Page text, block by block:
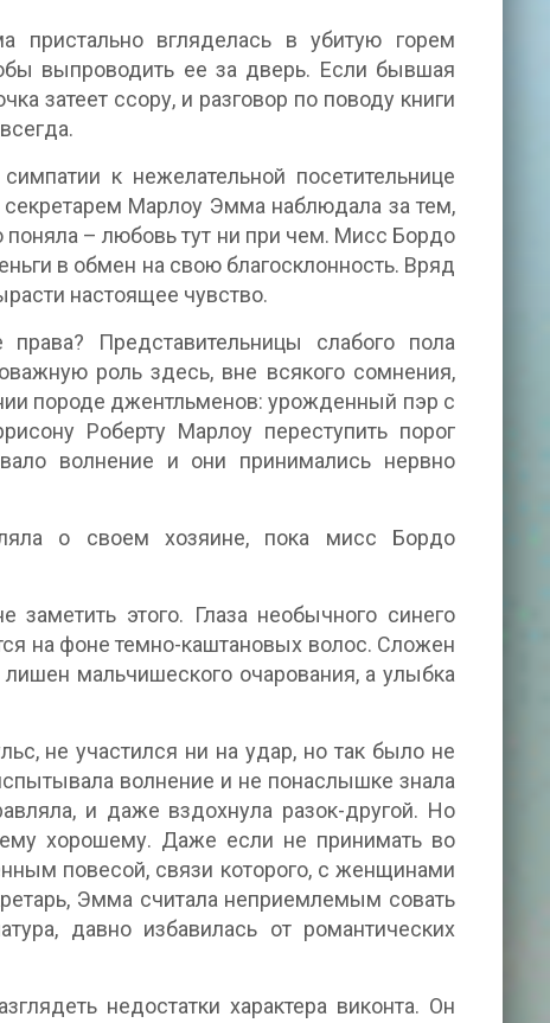
вгляделась в убитую горем
выпроводить ее за дверь. Если бывшая
затеет ссору, и разговор по поводу книги
к нежелательной посетительнице
Марлоу Эмма наблюдала за тем,
– любовь тут ни при чем. Мисс Бордо
в обмен на свою благосклонность. Вряд
настоящее чувство.
Представительницы слабого пола
роль здесь, вне всякого сомнения,
породе джентльменов: урожденный пэр с
Роберту Марлоу переступить порог
волнение и они принимались нервно
о своем хозяине, пока мисс Бордо
этого. Глаза необычного синего
на фоне темно-каштановых волос. Сложен
мальчишеского очарования, а улыбка
не участился ни на удар, но так было не
волнение и не понаслышке знала
и даже вздохнула разок-другой. Но
хорошему. Даже если не принимать во
повесой, связи которого, с женщинами
Эмма считала неприемлемым совать
давно избавилась от романтических
недостатки характера виконта. Он